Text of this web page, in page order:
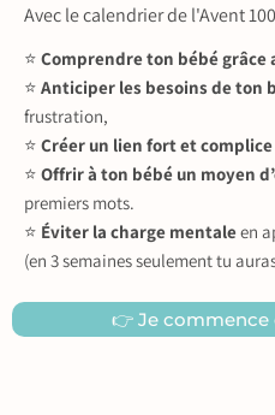
Avec le calendrier de l'Avent
⭐️ Comprendre ton bébé grâce
⭐️ Anticiper les besoins de ton
frustration,
⭐️ Créer un lien fort et complice
⭐️ Offrir à ton bébé un moyen
premiers mots.
⭐️ Éviter la charge mentaleen
(en 3 semaines seulement tu
👉 Je commence